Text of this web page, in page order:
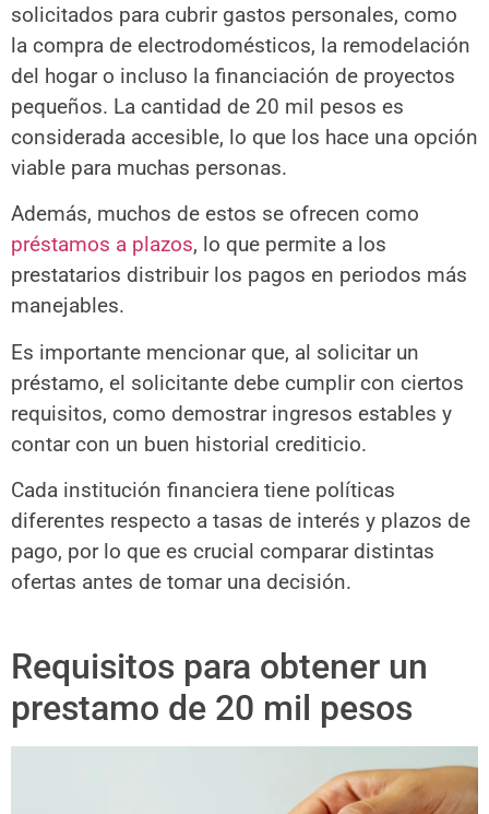
solicitados para cubrir gastos personales, como
la compra de electrodomésticos, la remodelación
del hogar o incluso la financiación de proyectos
pequeños. La cantidad de 20 mil pesos es
considerada accesible, lo que los hace una opción
viable para muchas personas.
Además, muchos de estos se ofrecen como
préstamos a plazos, lo que permite a los
prestatarios distribuir los pagos en periodos más
manejables.
Es importante mencionar que, al solicitar un
préstamo, el solicitante debe cumplir con ciertos
requisitos, como demostrar ingresos estables y
contar con un buen historial crediticio.
Cada institución financiera tiene políticas
diferentes respecto a tasas de interés y plazos de
pago, por lo que es crucial comparar distintas
ofertas antes de tomar una decisión.
Requisitos para obtener un
prestamo de 20 mil pesos